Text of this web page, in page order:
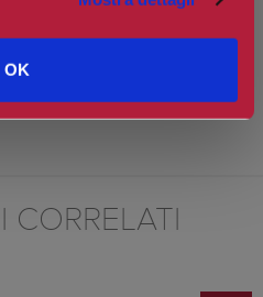
OK
di questo incredibile profumo
cuore, di chi lo indossa. Le note
La struttura olfattiva è strutturata in
CORRELATI